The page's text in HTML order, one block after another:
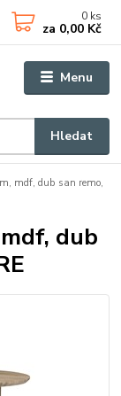
Menu
Hledat
0 ks
za 0,00 Kč
mdf, dub san remo,
dub